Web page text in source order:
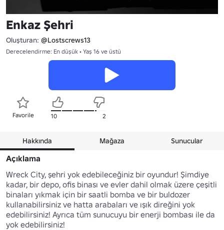
Enkaz Şehri
Oluşturan: @Lostscrews13
Derecelendirme: En düşük • Yaş 16 ve üstü
Favorile 10 2
Hakkında Mağaza Sunucular
Açıklama
Wreck City, şehri yok edebileceğiniz bir oyundur! Şimdiye
kadar, bir depo, ofis binası ve evler dahil olmak üzere çeşitli
binaları yıkmak için bir saatli bomba ve bir buldozer
kullanabilirsiniz ve hatta arabaları ve ışık direğini yok
edebilirsiniz! Ayrıca tüm sunucuyu bir enerji bombası ile da
yok edebilirsiniz!